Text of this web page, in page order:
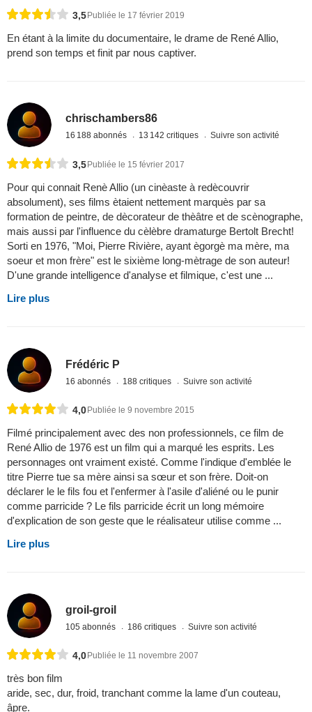
3,5Publiée le 17 février 2019
En étant à la limite du documentaire, le drame de René Allio,
prend son temps et finit par nous captiver.
chrischambers86
16 188 abonnés 13 142 critiques Suivre son activité
3,5 Publiée le 15 février 2017
Pour qui connait Renè Allio (un cinèaste à redècouvrir
absolument), ses films ètaient nettement marquès par sa
formation de peintre, de dècorateur de thèâtre et de scènographe,
mais aussi par l'influence du cèlèbre dramaturge Bertolt Brecht!
Sorti en 1976, "Moi, Pierre Rivière, ayant ègorgè ma mère, ma
soeur et mon frère" est le sixième long-mètrage de son auteur!
D'une grande intelligence d'analyse et filmique, c'est une ...
Lire plus
Frédéric P
16 abonnés 188 critiques Suivre son activité
4,0 Publiée le 9 novembre 2015
Filmé principalement avec des non professionnels, ce film de
René Allio de 1976 est un film qui a marqué les esprits. Les
personnages ont vraiment existé. Comme l'indique d'emblée le
titre Pierre tue sa mère ainsi sa sœur et son frère. Doit-on
déclarer le le fils fou et l'enfermer à l'asile d'aliéné ou le punir
comme parricide ? Le fils parricide écrit un long mémoire
d'explication de son geste que le réalisateur utilise comme ...
Lire plus
groil-groil
105 abonnés 186 critiques Suivre son activité
4,0 Publiée le 11 novembre 2007
très bon film
aride, sec, dur, froid, tranchant comme la lame d'un couteau,
âpre.